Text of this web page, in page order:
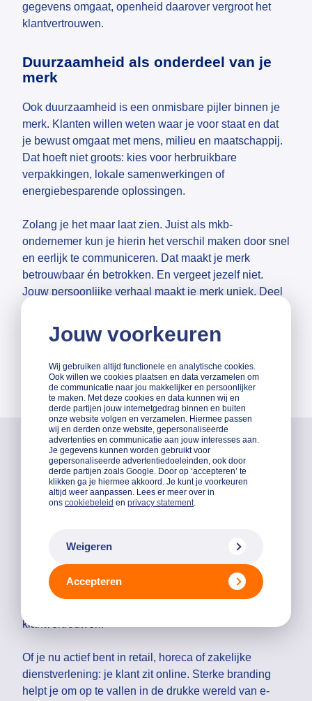
Jouw voorkeuren
Wij gebruiken altijd functionele en analytische cookies.
Ook willen we cookies plaatsen en data verzamelen om
de communicatie naar jou makkelijker en persoonlijker
te maken. Met deze cookies en data kunnen wij en
derde partijen jouw internetgedrag binnen en buiten
onze website volgen en verzamelen. Hiermee passen
wij en derden onze website, gepersonaliseerde
advertenties en communicatie aan jouw interesses aan.
Je gegevens kunnen worden gebruikt voor
gepersonaliseerde advertentiedoeleinden, ook door
derde partijen zoals Google. Door op ‘accepteren’ te
klikken ga je hiermee akkoord. Je kunt je voorkeuren
altijd weer aanpassen. Lees er meer over in
ons cookiebeleid en privacy statement
Weigeren
Accepteren
gegevens omgaat, openheid daarover vergroot het
klantvertrouwen.
Duurzaamheid als onderdeel van je
merk
Ook duurzaamheid is een onmisbare pijler binnen je
merk. Klanten willen weten waar je voor staat en dat
je bewust omgaat met mens, milieu en maatschappij.
Dat hoeft niet groots: kies voor herbruikbare
verpakkingen, lokale samenwerkingen of
energiebesparende oplossingen.
Zolang je het maar laat zien. Juist als mkb-
ondernemer kun je hierin het verschil maken door snel
en eerlijk te communiceren. Dat maakt je merk
betrouwbaar én betrokken. En vergeet jezelf niet.
Jouw persoonlijke verhaal maakt je merk uniek. Deel
feedback en tegenslagen. Dat maakt je merk
menselijk en geloofwaardig. Gebruik al je kanalen,
consequent en op een echte manier uit te dragen.
Online zichtbaarheid
Voor een sterk merk in 2026 combineer je strategie,
technologie en waarden. Begin bij de basis: jouw
en doet, van je visuele identiteit tot je klantcontact en
vinden zij belangrijk? Welke taal spreken ze? Door
dat goed te onderzoeken en feedback serieus te
klantvertrouwen.
Of je nu actief bent in retail, horeca of zakelijke
dienstverlening: je klant zit online. Sterke branding
helpt je om op te vallen in de drukke wereld van e-